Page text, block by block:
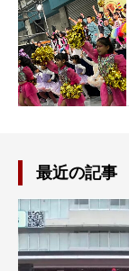
最近の記事